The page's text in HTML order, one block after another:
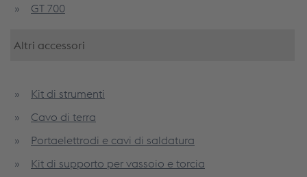
GT 700
Altri accessori
Kit di strumenti
Cavo di terra
Portaelettrodi e cavi di saldatura
Kit di supporto per vassoio e torcia